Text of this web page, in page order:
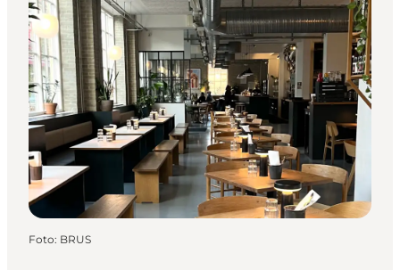
Inspiration
Destinationer
Oplevelser
Overnatning
Planlæg ferien
Foto: BRUS